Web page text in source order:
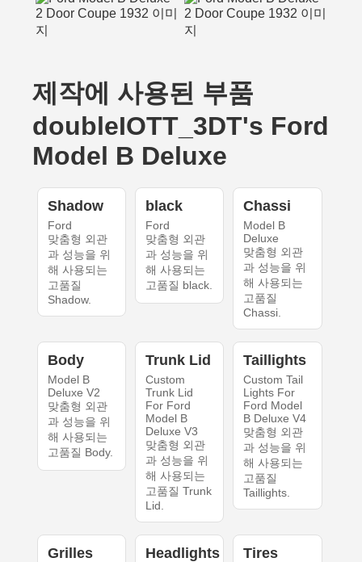
제작에 사용된 부품
doubleIOTT_3DT's Ford
Model B Deluxe
Shadow
Ford
맞춤형 외관
과 성능을 위
해 사용되는
고품질
Shadow.
black
Ford
맞춤형 외관
과 성능을 위
해 사용되는
고품질 black.
Chassi
Model B
Deluxe
맞춤형 외관
과 성능을 위
해 사용되는
고품질
Chassi.
Body
Model B
Deluxe V2
맞춤형 외관
과 성능을 위
해 사용되는
고품질 Body.
Trunk Lid
Custom
Trunk Lid
For Ford
Model B
Deluxe V3
맞춤형 외관
과 성능을 위
해 사용되는
고품질 Trunk
Lid.
Taillights
Custom Tail
Lights For
Ford Model
B Deluxe V4
맞춤형 외관
과 성능을 위
해 사용되는
고품질
Taillights.
Grilles Headlights Tires